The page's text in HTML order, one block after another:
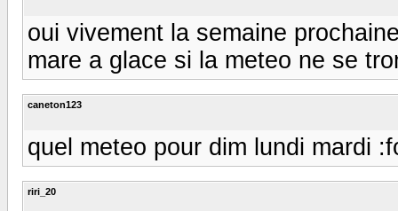
oui vivement la semaine
mare a glace si la meteo ne se
caneton123
quel meteo pour dim lundi mardi
riri_20